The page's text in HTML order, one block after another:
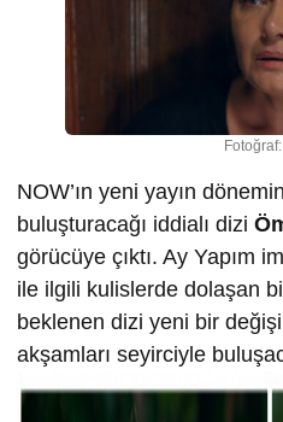
NOW’ın yeni yayın
buluşturacağı iddialı dizi
görücüye çıktı. Ay Yapım
ile ilgili kulislerde dolaşan
beklenen dizi yeni bir
akşamları seyirciyle